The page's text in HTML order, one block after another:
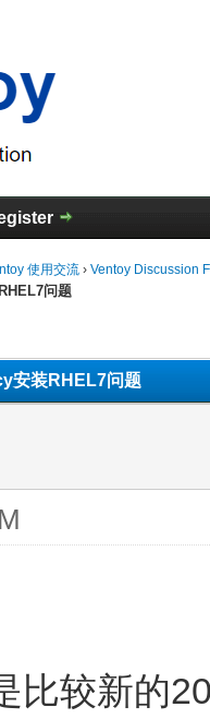
使用交流 › Ventoy Discussion
问题
安装RHEL7问题
较新的